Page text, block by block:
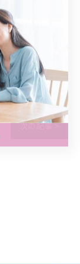
次の記事 >